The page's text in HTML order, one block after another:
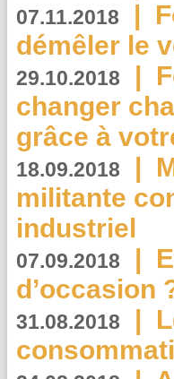
07.11.2018 |
démêler le
29.10.2018 |
changer
grâce à
18.09.2018 |
militante
industriel
07.09.2018 |
d’occasion
31.08.2018 |